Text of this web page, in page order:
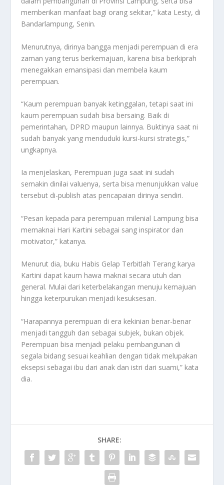
memberikan manfaat bagi orang sekitar,” kata Lesty, di
Bandarlampung, Senin.
Menurutnya, dirinya bangga menjadi perempuan di era
zaman yang terus berkemajuan, karena bisa berkiprah
menegakkan emansipasi dan membela kaum
perempuan.
“Kaum perempuan banyak ketinggalan, tetapi saat ini
kaum perempuan sudah bisa bersaing. Baik di
pemerintahan, DPRD maupun lainnya. Buktinya saat ni
sudah banyak yang menduduki kursi-kursi strategis,”
ungkapnya.
Ia menjelaskan, Perempuan juga saat ini sudah
semakin dinilai valuenya, serta bisa menunjukkan value
tersebut di-publish atas pencapaian dirinya sendiri.
“Pesan kepada para perempuan milenial Lampung bisa
memaknai Hari Kartini sebagai sang inspirator dan
motivator,” katanya.
Menurut dia, buku Habis Gelap Terbitlah Terang karya
Kartini dapat kaum hawa maknai secara utuh dan
general. Mulai dari keterbelakangan menuju kemajuan
hingga keterpurukan menjadi kesuksesan.
“Harapannya perempuan di era kekinian benar-benar
menjadi tangguh dan sebagai subjek, bukan objek.
Perempuan bisa menjadi pelaku pembangunan di
segala bidang sesuai keahlian dengan tidak melupakan
eksepsi sebagai ibu dari anak dan istri dari suami,” kata
dia.
SHARE: